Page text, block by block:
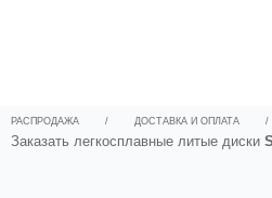
РАСПРОДАЖА / ДОСТАВКА И ОПЛАТА /
Заказать легкосплавные литые диски